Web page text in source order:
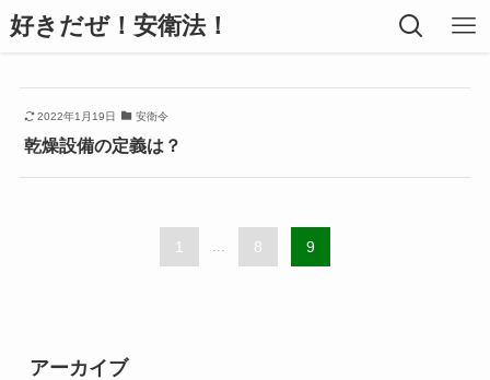
好きだぜ！安衛法！
2022年1月19日 安衛令
乾燥設備の定義は？
1 8 9
アーカイブ